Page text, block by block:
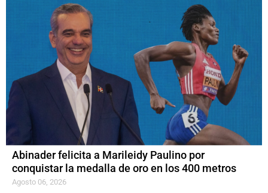
Abinader felicita a Marileidy Paulino por
conquistar la medalla de oro en los 400 metros
Agosto 06, 2026